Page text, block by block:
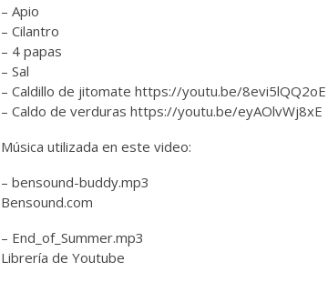
– Apio
– Cilantro
– 4 papas
– Sal
– Caldillo de jitomate https://youtu.be/8evi5lQQ2oE
– Caldo de verduras https://youtu.be/eyAOlvWj8xE
Música utilizada en este video:
– bensound-buddy.mp3
Bensound.com
– End_of_Summer.mp3
Librería de Youtube